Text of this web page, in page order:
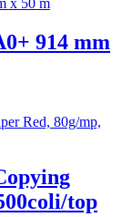
914 mm
top